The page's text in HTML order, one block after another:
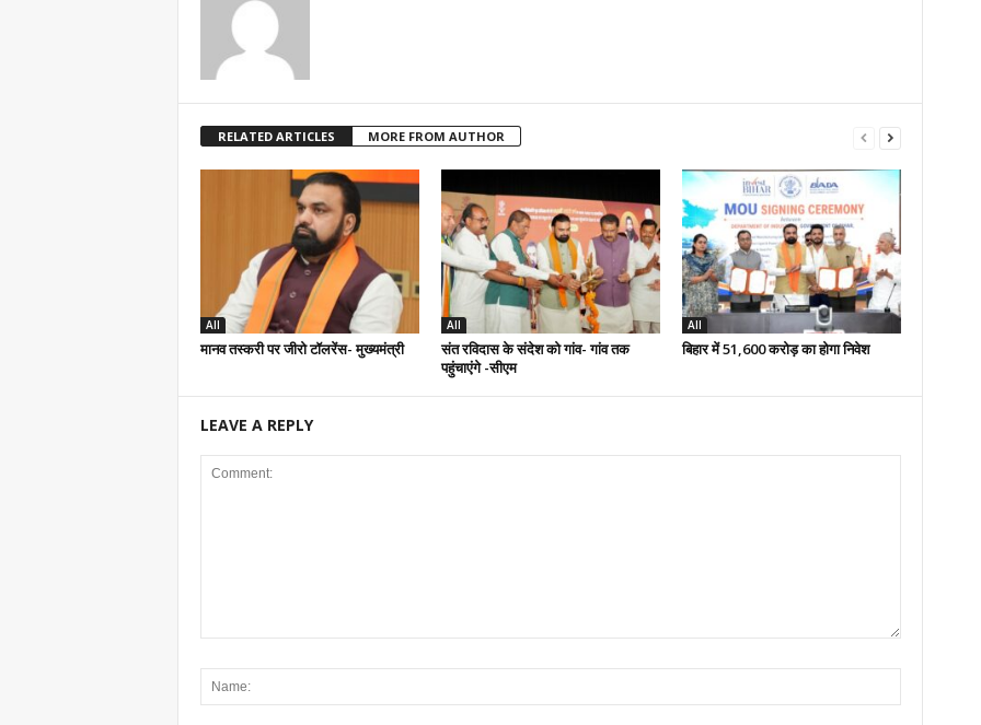
RELATED ARTICLES MORE FROM AUTHOR
All
मानव तस्करी पर जीरो टॉलरेंस- मुख्यमंत्री
All
संत रविदास के संदेश को गांव- गांव तक
पहुंचाएंगे -सीएम
All
बिहार में 51,600 करोड़ का होगा निवेश
LEAVE A REPLY